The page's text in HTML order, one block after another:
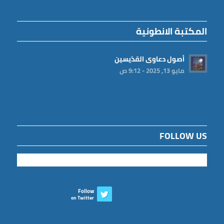
المكتبة الانطونية
أصول دعاوى القدّيسين
مايو 13, 2025 - 9:12 ص
FOLLOW US
Follow
on Twitter